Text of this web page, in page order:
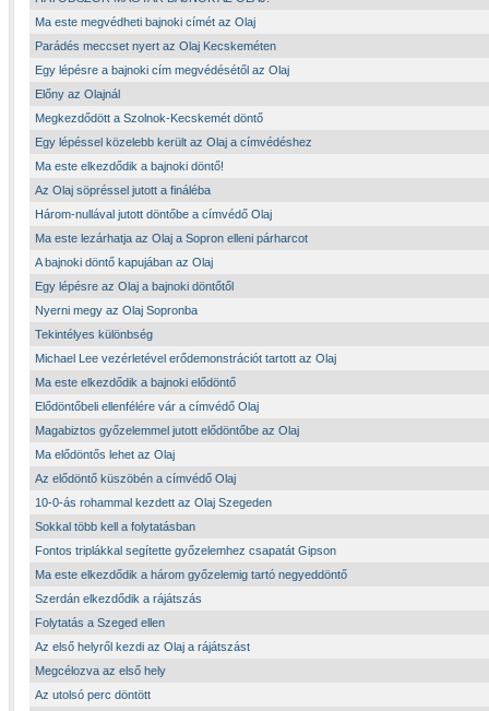
Ma este megvédheti bajnoki címét az Olaj
Parádés meccset nyert az Olaj Kecskeméten
Egy lépésre a bajnoki cím megvédésétől az Olaj
Előny az Olajnál
Megkezdődött a Szolnok-Kecskemét döntő
Egy lépéssel közelebb került az Olaj a címvédéshez
Ma este elkezdődik a bajnoki döntő!
Az Olaj söpréssel jutott a fináléba
Három-nullával jutott döntőbe a címvédő Olaj
Ma este lezárhatja az Olaj a Sopron elleni párharcot
A bajnoki döntő kapujában az Olaj
Egy lépésre az Olaj a bajnoki döntőtől
Nyerni megy az Olaj Sopronba
Tekintélyes különbség
Michael Lee vezérletével erődemonstrációt tartott az Olaj
Ma este elkezdődik a bajnoki elődöntő
Elődöntőbeli ellenfélére vár a címvédő Olaj
Magabiztos győzelemmel jutott elődöntőbe az Olaj
Ma elődöntős lehet az Olaj
Az elődöntő küszöbén a címvédő Olaj
10-0-ás rohammal kezdett az Olaj Szegeden
Sokkal több kell a folytatásban
Fontos triplákkal segítette győzelemhez csapatát Gipson
Ma este elkezdődik a három győzelemig tartó negyeddöntő
Szerdán elkezdődik a rájátszás
Folytatás a Szeged ellen
Az első helyről kezdi az Olaj a rájátszást
Megcélozva az első hely
Az utolsó perc döntött